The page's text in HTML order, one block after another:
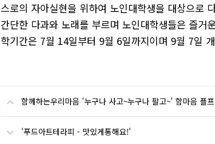
스로의 자아실현을 위하여 노인대학생을 대상으로
간단한 다과와 노래를 부르며 노인대학생들은 즐
학기간은 7월 14일부터 9월 6일까지이며 9월 7일
함께하는우리마음 '누구나 사고~누구나 팔고~' 함마음 플
'푸드아트테라피 - 맛있게통해요!'